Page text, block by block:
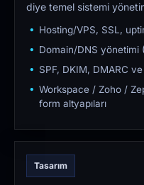
diye temel sistemi
Hosting/VPS, SSL,
Domain/DNS yönetimi
SPF, DKIM, DMARC
Workspace / Zoho /
form altyapıları
Tasarım